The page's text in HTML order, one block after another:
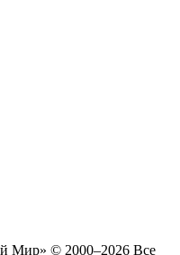
Мир» © 2000‒2026 Все